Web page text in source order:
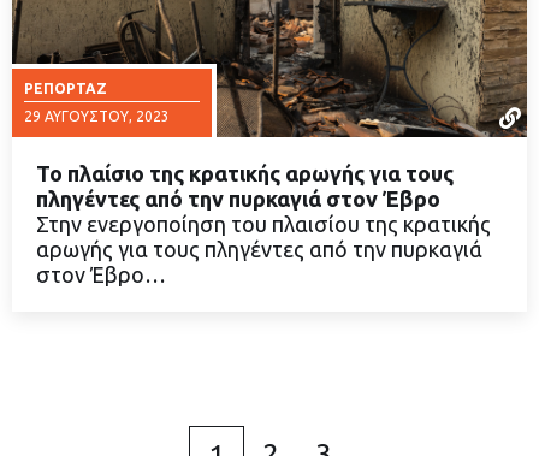
ΡΕΠΟΡΤΆΖ
29 ΑΥΓΟΎΣΤΟΥ, 2023
ΔΙΑΒΑΣΤΕ ΠΕΡΙΣΣΟΤΕΡΑ
Το πλαίσιο της κρατικής αρωγής για τους
πληγέντες από την πυρκαγιά στον Έβρο
Στην ενεργοποίηση του πλαισίου της κρατικής
αρωγής για τους πληγέντες από την πυρκαγιά
στον Έβρο…